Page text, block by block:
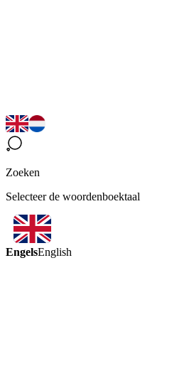
Zoeken
Selecteer de woordenboektaal
EngelsEnglish